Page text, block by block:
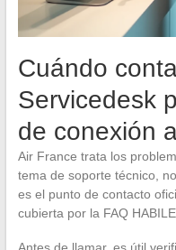
Cuándo
Servicedesk
de conexión
Air France trata los
tema de soporte técnico,
es el punto de contacto
cubierta por la FAQ